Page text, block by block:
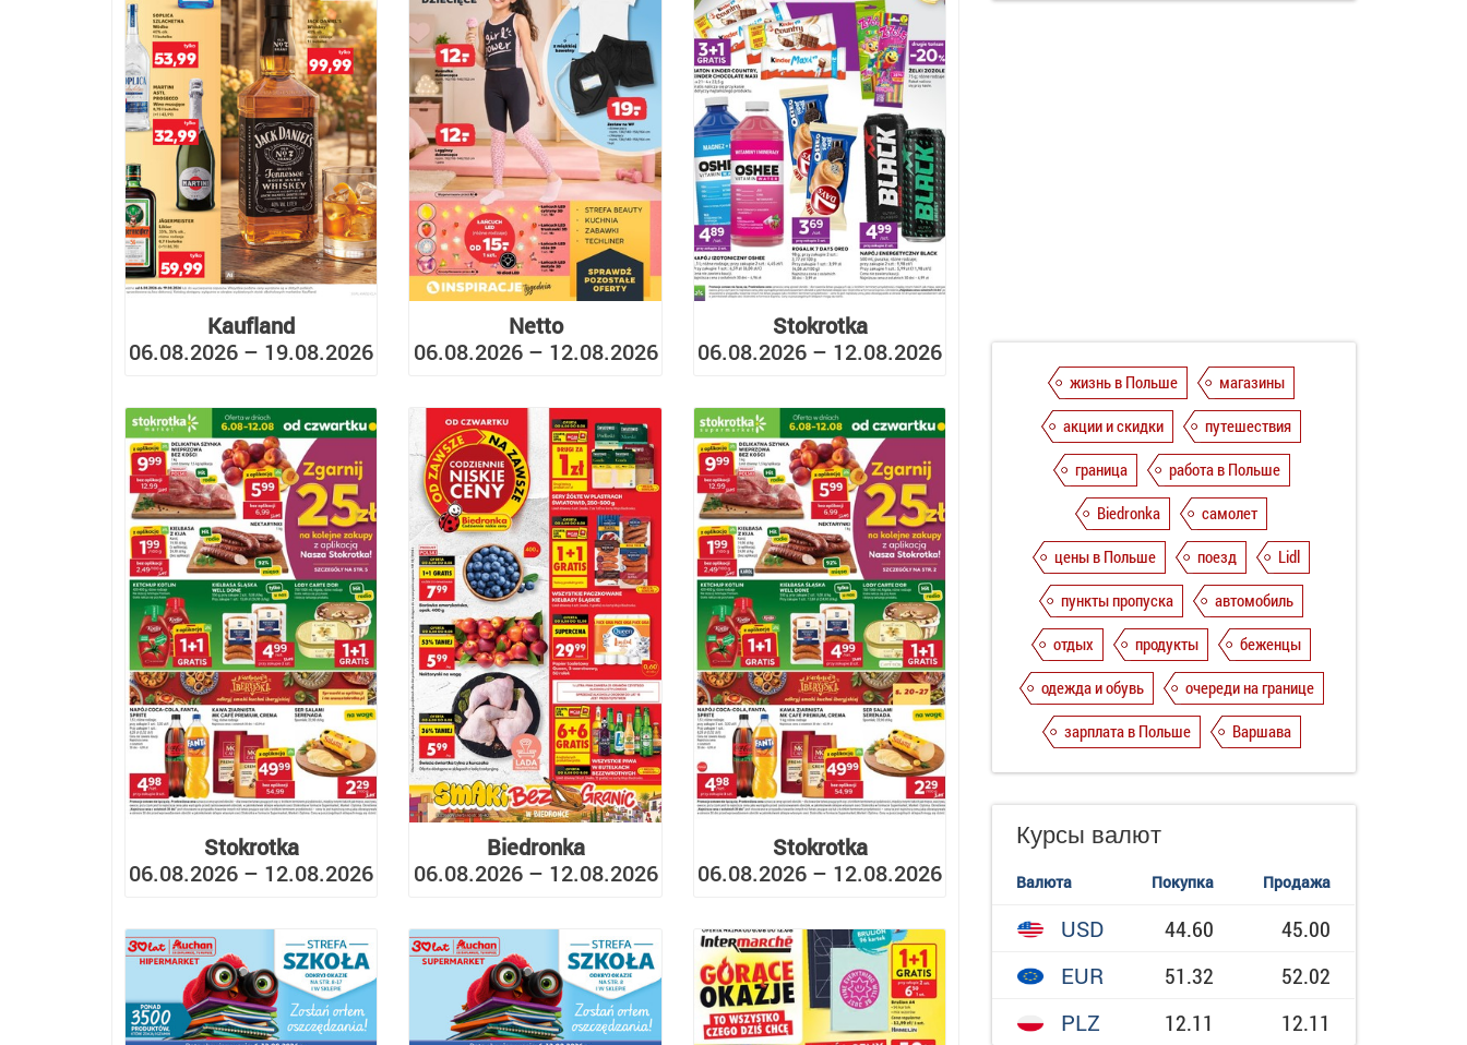
Kaufland
06.08.2026 – 19.08.2026
Netto
06.08.2026 – 12.08.2026
Stokrotka
06.08.2026 – 12.08.2026
Stokrotka
06.08.2026 – 12.08.2026
Biedronka
06.08.2026 – 12.08.2026
Stokrotka
06.08.2026 – 12.08.2026
жизнь в Польше
магазины
акции и скидки
путешествия
граница
работа в Польше
Biedronka
самолет
цены в Польше
поезд
Lidl
пункты пропуска
автомобиль
отдых
продукты
беженцы
одежда и обувь
очереди на границе
зарплата в Польше
Варшава
Курсы валют
Валюта Покупка Продажа
USD 44.60
45.00
EUR
51.32
52.02
PLZ
12.11 12.11